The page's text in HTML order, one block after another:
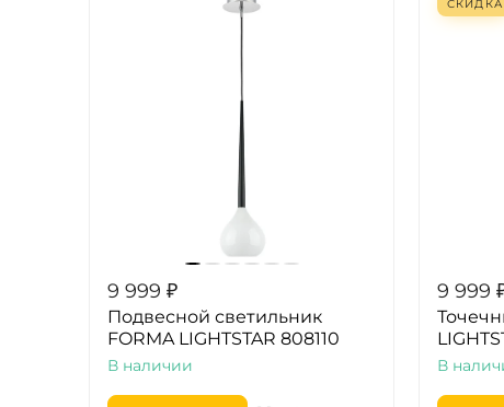
9 999 ₽
Подвесной светильник
FORMA LIGHTSTAR 808110
В наличии
СКИДКА
9 999
В